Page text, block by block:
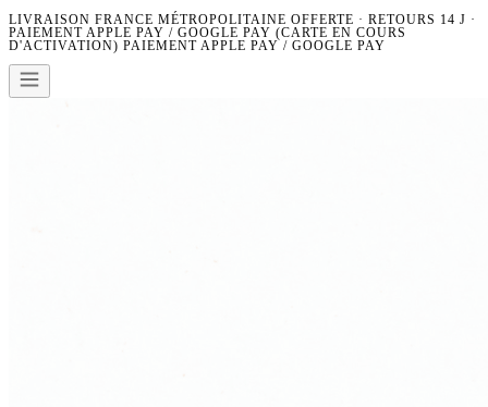
LIVRAISON FRANCE MÉTROPOLITAINE OFFERTE · RETOURS 14 J ·
PAIEMENT APPLE PAY / GOOGLE PAY (CARTE EN COURS
D'ACTIVATION) PAIEMENT APPLE PAY / GOOGLE PAY